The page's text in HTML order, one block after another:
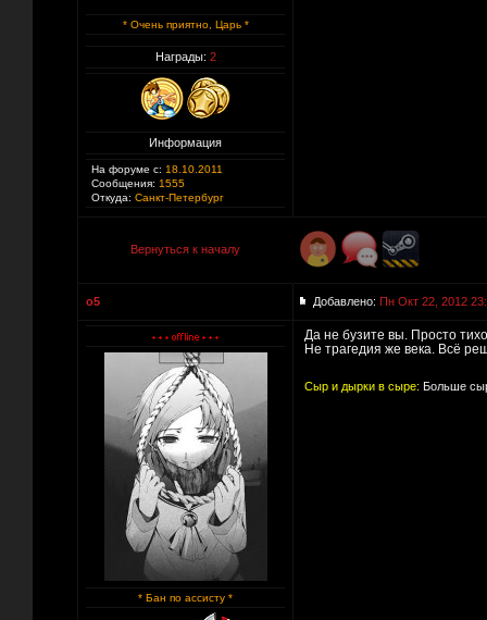
* Очень приятно, Царь *
Награды: 2
Информация
На форуме с: 18.10.2011
Сообщения: 1555
Откуда: Санкт-Петербург
Вернуться к началу
o5 Добавлено: Пн Окт 22, 2012
* Бан по ассисту *
Да не бузите вы. Просто
Не трагедия же века. Всё
Сыр и дырки в сыре: Больше